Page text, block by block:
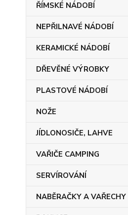
ŘÍMSKÉ NÁDOBÍ
NEPŘILNAVÉ NÁDOBÍ
KERAMICKÉ NÁDOBÍ
DŘEVĚNÉ VÝROBKY
PLASTOVÉ NÁDOBÍ
NOŽE
JÍDLONOSIČE, LAHVE
VAŘIČE CAMPING
SERVÍROVÁNÍ
NABĚRAČKY A VAŘECHY